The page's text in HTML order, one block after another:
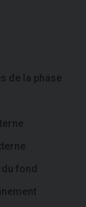
de la phase
fond